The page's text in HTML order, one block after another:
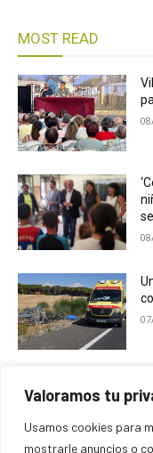
Valoramos tu
Usamos cookies para
mostrarle anuncios o
MOST READ